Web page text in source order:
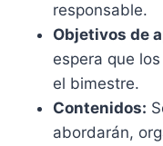
responsable.
Objetivos de
espera que
el bimestre.
Contenidos:
abordarán,